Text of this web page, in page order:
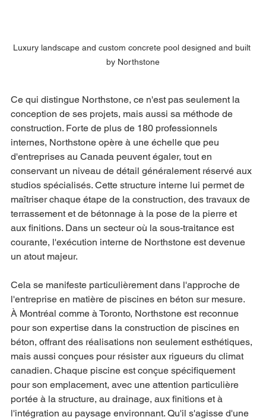
Luxury landscape and custom concrete pool designed and built
by Northstone
Ce qui distingue Northstone, ce n'est pas seulement la
conception de ses projets, mais aussi sa méthode de
construction. Forte de plus de 180 professionnels
internes, Northstone opère à une échelle que peu
d'entreprises au Canada peuvent égaler, tout en
conservant un niveau de détail généralement réservé aux
studios spécialisés. Cette structure interne lui permet de
maîtriser chaque étape de la construction, des travaux de
terrassement et de bétonnage à la pose de la pierre et
aux finitions. Dans un secteur où la sous-traitance est
courante, l'exécution interne de Northstone est devenue
un atout majeur.
Cela se manifeste particulièrement dans l'approche de
l'entreprise en matière de piscines en béton sur mesure.
À Montréal comme à Toronto, Northstone est reconnue
pour son expertise dans la construction de piscines en
béton, offrant des réalisations non seulement esthétiques,
mais aussi conçues pour résister aux rigueurs du climat
canadien. Chaque piscine est conçue spécifiquement
pour son emplacement, avec une attention particulière
portée à la structure, au drainage, aux finitions et à
l'intégration au paysage environnant. Qu'il s'agisse d'une